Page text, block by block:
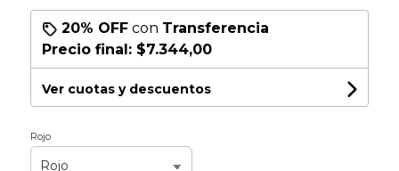
20% OFFcon Transferencia
Precio final: $7.344,00
Ver cuotas y descuentos
Rojo